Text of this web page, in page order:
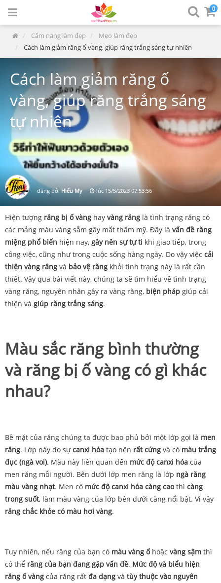
0
Cẩm nang làm đẹp
Mẹo làm đẹp
Cách làm giảm răng ố vàng, giúp răng trắng sáng tự nhiên
Cách làm giảm răng ố
vàng, giúp răng trắng sáng
tự nhiên
đăng bởiHiểu My lúc 15/5/2023 07:53:56
Hiện tượng răng bị ố vàng hay vàng răng là tình trạng răng có
các mảng màu vàng sẫm gây mất thẩm mỹ. Đây là vấn đề răng
miệng phổ biến hiện nay, gây nên sự tự ti khi giao tiếp, trong
công việc, cũng như trong cuộc sống hàng ngày. Do vậy việc cải
thiện vàng răng và bảo vệ răng khỏi tình trạng này là rất cần
thiết. Vậy qua bài viết này, chúng ta sẽ tìm hiểu về tình trạng
vàng răng, nguyên nhân gây ra vàng răng, biện pháp giúp cải
thiện và giúp răng trắng sáng.
Màu sắc răng bình thường
và răng bị ố vàng có gì khác
nhau?
Bề mặt của răng chúng ta được bao phủ bởi một lớp gọi là men
răng. Lớp này do sựcanxi hóa tạo nên rất cứng và có màu trắng
đục (ngà voi). Màu này liên quan đến mức độ canxi hóa của
men răng mỗi người. Bên dưới lớp men răng là lớp ngà răng
màu vàng nhạt. Men có mức độ canxi hóa càng cao thì càng
trong suốt, làm màu vàng của lớp bên dưới càng nổi bật. Vì vậy
răng chắc khỏe có màu hơi vàng.
Tuy nhiên, nếu răng của bạn có màu vàng ố hoặc vàng sậm thì
có thể răng của bạn đang gặp vấn đề. Mức độ và biểu hiện
răng ố vàng của răng rất đa dạng và tùy thuộc vào nguyên